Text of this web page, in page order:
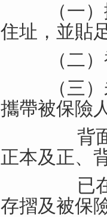
（一
住址，並貼
（二
（三
攜帶被保險
背
正本及正、
已
存摺及被保